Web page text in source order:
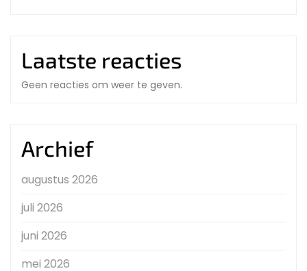
Laatste reacties
Geen reacties om weer te geven.
Archief
augustus 2026
juli 2026
juni 2026
mei 2026